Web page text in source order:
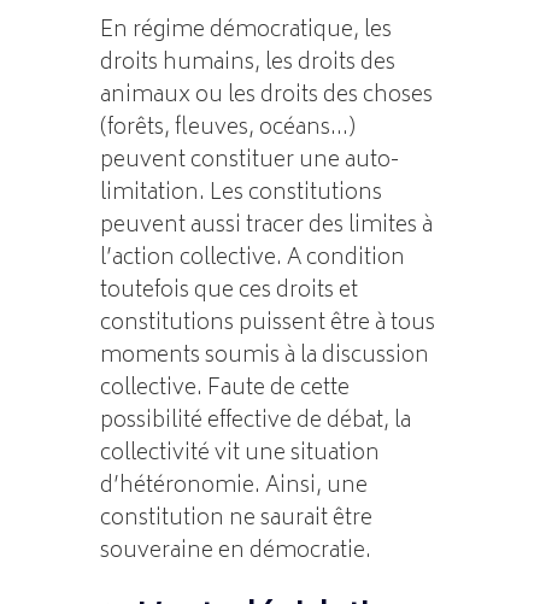
En régime démocratique, les
droits humains, les droits des
animaux ou les droits des choses
(forêts, fleuves, océans…)
peuvent constituer une auto-
limitation. Les constitutions
peuvent aussi tracer des limites à
l’action collective. A condition
toutefois que ces droits et
constitutions puissent être à tous
moments soumis à la discussion
collective. Faute de cette
possibilité effective de débat, la
collectivité vit une situation
d’hétéronomie. Ainsi, une
constitution ne saurait être
souveraine en démocratie.